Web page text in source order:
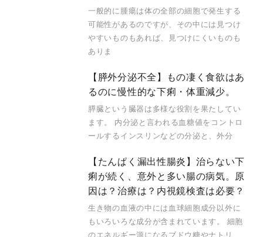
一般的に腫瘍は体の全部の細胞で発生する
可能性があるのですが、その中には見つけ
やすいものもあれば、見つけにくいものも
ありま
【膵外分泌不全】もの凄く食欲はあ
るのに慢性的な下痢・体重減少。
膵臓という臓器は多様な役割を果たしてい
ます。 内分泌と言われる血糖値をコントロ
ールするインスリンなどの分泌と、外分
【たんぱく漏出性腸炎】治らない下
痢が続く、意外と多い腸の病気。原
因は？治療は？内視鏡検査は必要？
生き物の血液の中には血球細胞成分以外に
もいろいろな成分が含まれています。 細胞
のエネルギー源になるブドウ糖やナトリ